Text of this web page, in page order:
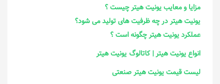
مزایا و معایب یونیت هیتر چیست ؟
یونیت هیتر در چه ظرفیت های تولید می شود؟
عملکرد یونیت هیتر چگونه است ؟
انواع یونیت هیتر | کاتالوگ یونیت هیتر
لیست قیمت یونیت هیتر صنعتی